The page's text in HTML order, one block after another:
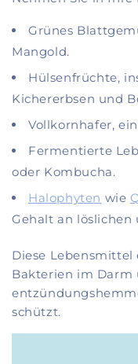
Grünes
Mangold.
Hülsenfrüchte,
Kichererbsen und
Vollkornhafer,
Fermentierte
oder Kombucha.
Halophyten wie
Gehalt an löslichen
Diese
Bakterien im Darm
schützt.